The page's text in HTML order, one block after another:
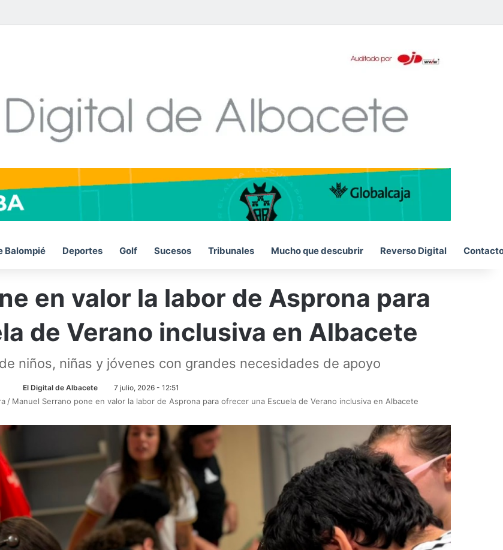
Balompié Deportes Golf Sucesos Tribunales Mucho que descubrir Reverso Digital
en valor la labor de Asprona para
de Verano inclusiva en Albacete
niños, niñas y jóvenes con grandes necesidades de apoyo
El Digital de Albacete 7 julio, 2026 - 12:51
/ Manuel Serrano pone en valor la labor de Asprona para ofrecer una Escuela de Verano inclusiva en Albacete